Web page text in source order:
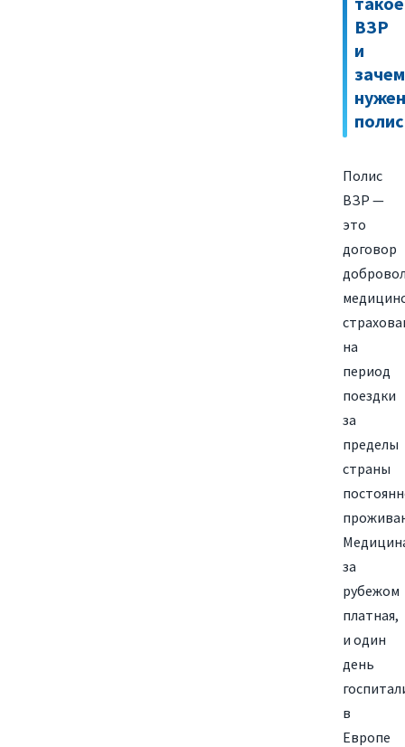
ВЗР
и
зачем
нужен
полис
Полис
ВЗР —
это
договор
на
период
поездки
за
пределы
страны
за
рубежом
платная,
и один
день
в
Европе